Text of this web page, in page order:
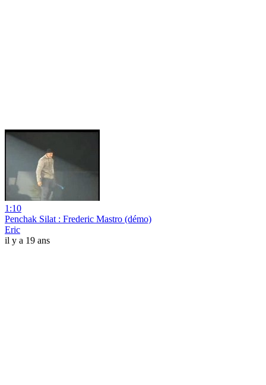
1:10
Penchak Silat : Frederic Mastro (démo)
Eric
il y a 19 ans